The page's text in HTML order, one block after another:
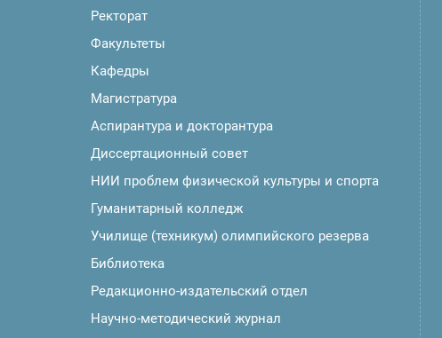
Ректорат
Факультеты
Кафедры
Магистратура
Аспирантура и докторантура
Диссертационный совет
НИИ проблем физической культуры и спорта
Гуманитарный колледж
Училище (техникум) олимпийского резерва
Библиотека
Редакционно-издательский отдел
Научно-методический журнал